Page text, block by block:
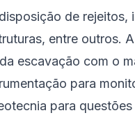
de
entre outros.
escavação com o
para
para